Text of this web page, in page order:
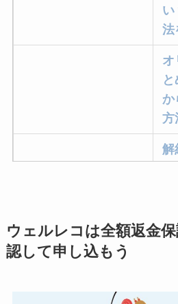
い
法
オ
か
方
解
解
ウェルレコは全額返金
認して申し込もう